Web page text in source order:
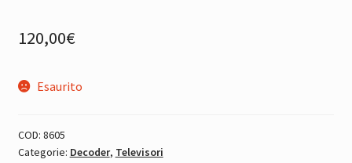
120,00€
Esaurito
COD: 8605
Categorie: Decoder, Televisori